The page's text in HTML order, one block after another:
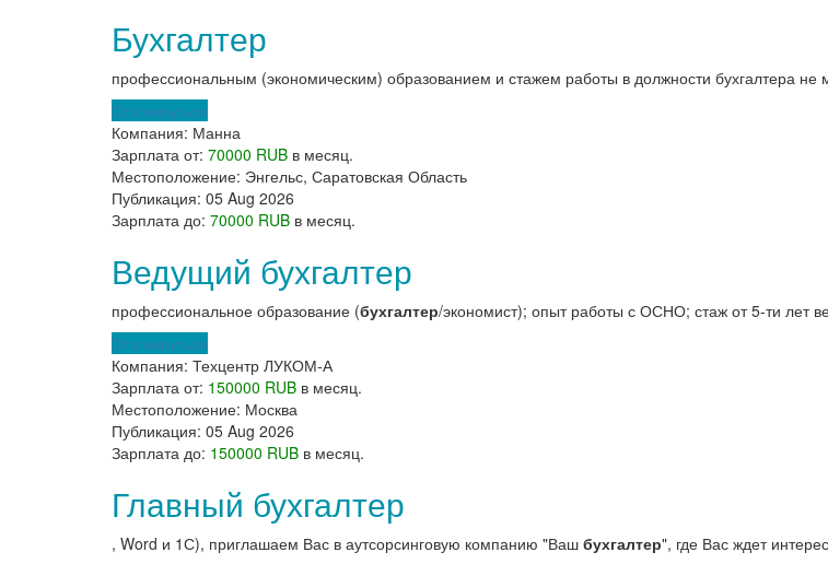
Бухгалтер
профессиональным (экономическим) образованием и стажем работы в должности бухгалтера не
Откликнуться
Компания: Манна
Зарплата от: 70000 RUB в месяц.
Местоположение: Энгельс, Саратовская Область
Публикация: 05 Aug 2026
Зарплата до: 70000 RUB в месяц.
Ведущий бухгалтер
профессиональное образование (бухгалтер/экономист); опыт работы с ОСНО; стаж от 5-ти лет
Откликнуться
Компания: Техцентр ЛУКОМ-А
Зарплата от: 150000 RUB в месяц.
Местоположение: Москва
Публикация: 05 Aug 2026
Зарплата до: 150000 RUB в месяц.
Главный бухгалтер
, Word и 1С), приглашаем Вас в аутсорсинговую компанию "Ваш бухгалтер", где Вас ждет